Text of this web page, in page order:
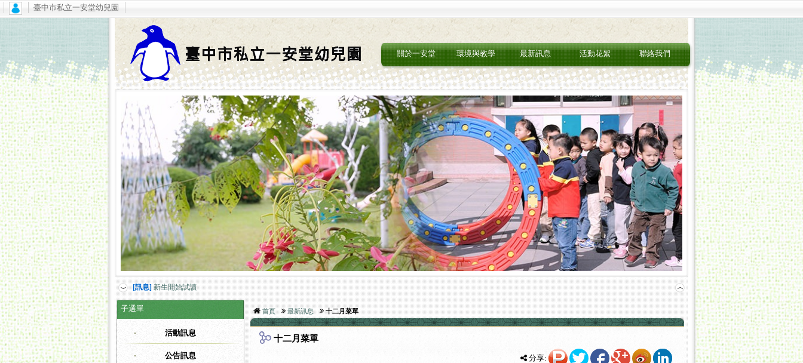
臺中市私立一安堂幼兒園
關於一安堂 環境與教學 最新訊息 活動花絮 聯絡我們
[訊息]新生開始試讀
子選單
活動訊息
公告訊息
首頁 最新訊息 十二月菜單
十二月菜單
分享: